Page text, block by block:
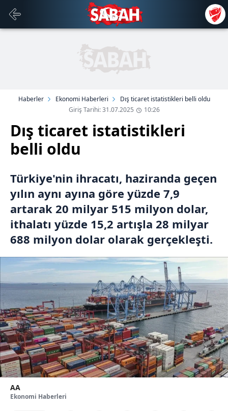
Haberler Ekonomi Haberleri
Dış ticaret istatistikleri belli oldu
Giriş Tarihi: 31.07.2025
10:26
Dış ticaret istatistikleri
belli oldu
Türkiye'nin ihracatı, haziranda geçen
yılın aynı ayına göre yüzde 7,9
artarak 20 milyar 515 milyon dolar,
ithalatı yüzde 15,2 artışla 28 milyar
688 milyon dolar olarak gerçekleşti.
AA
Ekonomi Haberleri